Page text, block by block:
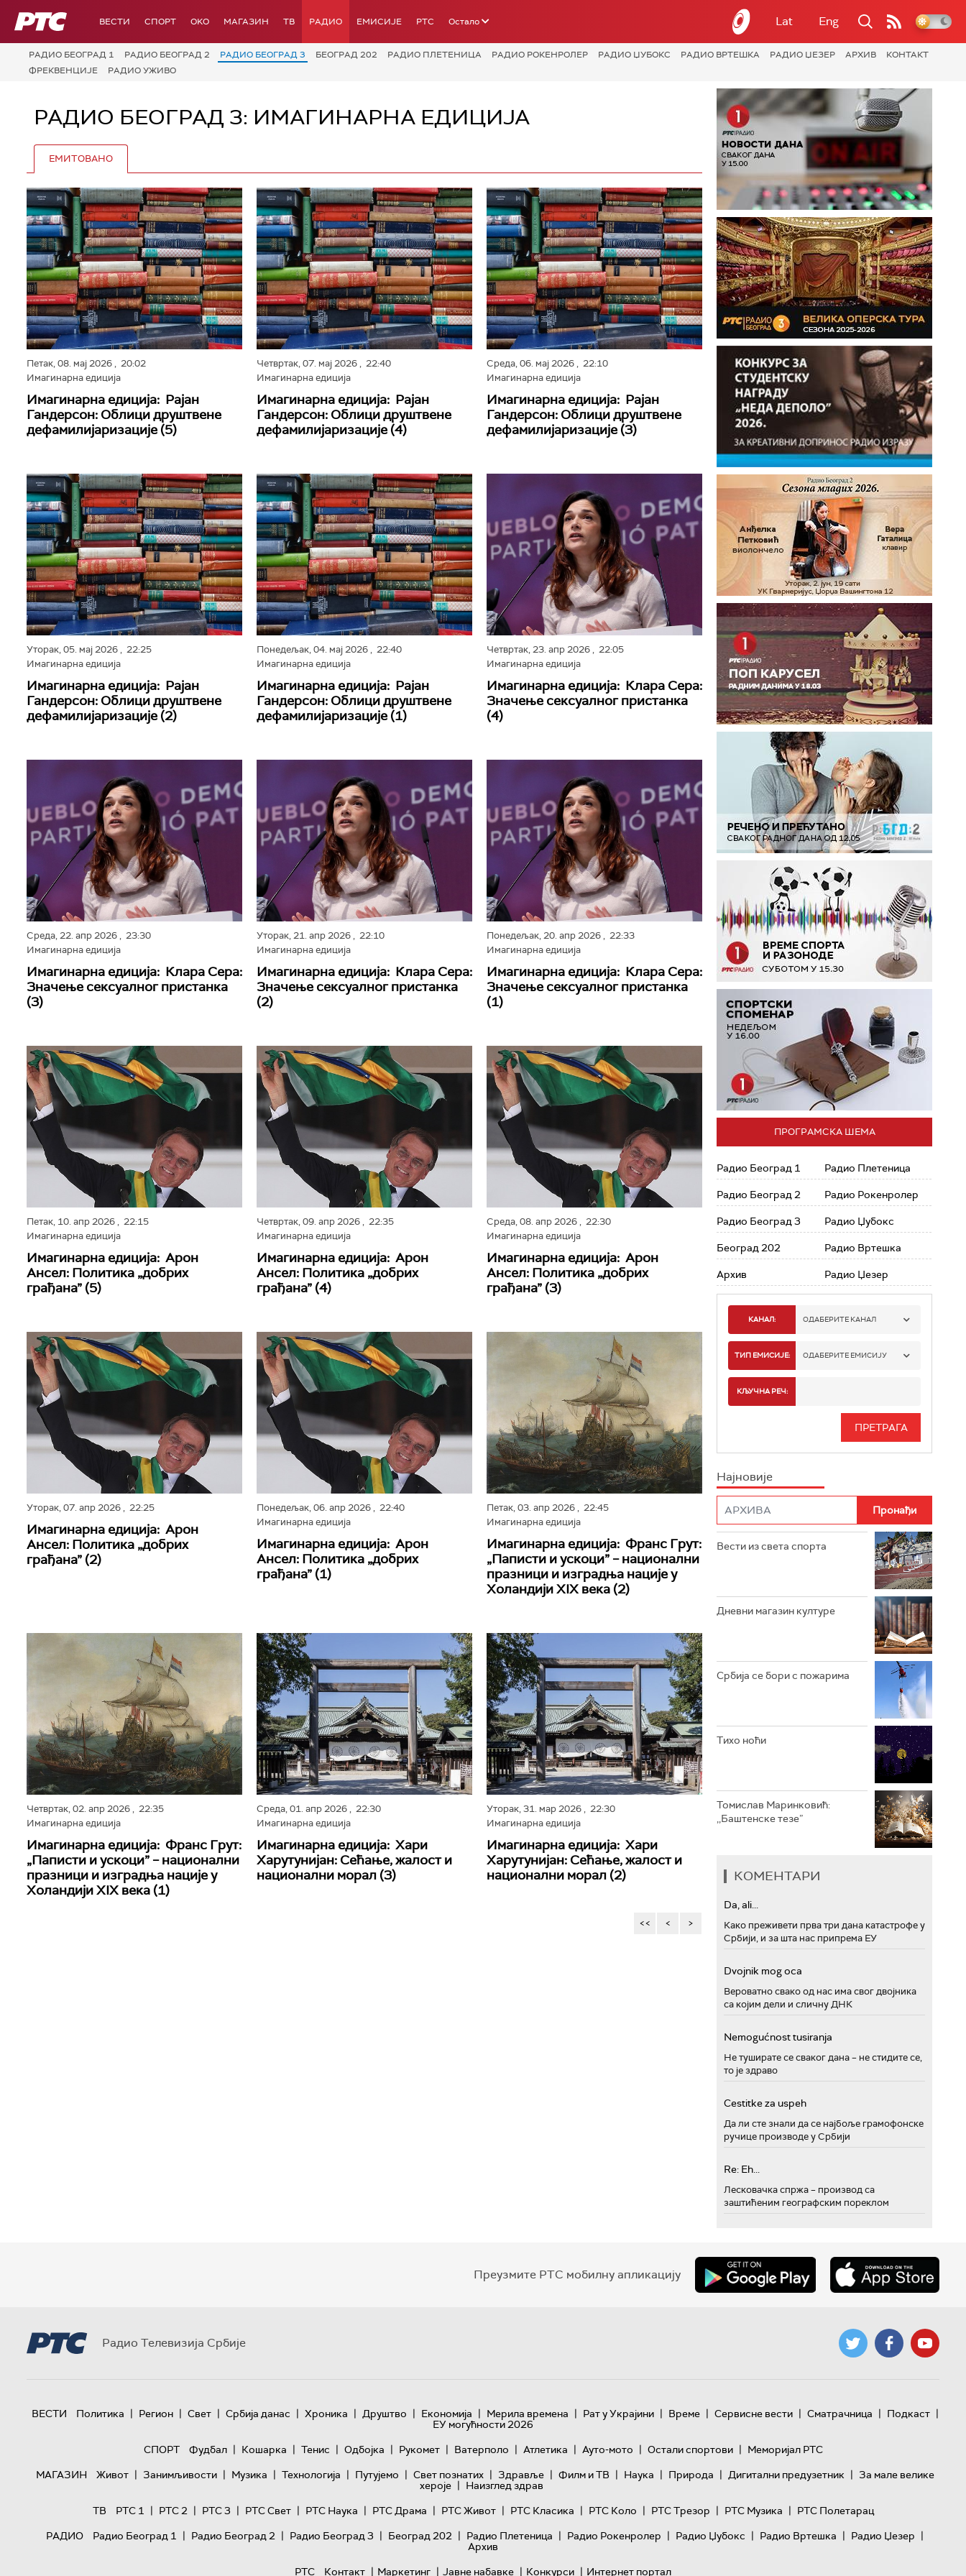
РТС ВЕСТИ СПОРТ OKO МАГАЗИН ТВ РАДИО ЕМИСИЈЕ РТС Остало Lat Eng
РАДИО БЕОГРАД 1 РАДИО БЕОГРАД 2 РАДИО БЕОГРАД 3 БЕОГРАД 202 РАДИО ПЛЕТЕНИЦА РАДИО РОКЕНРОЛЕР РАДИО ЏУБОКС РАДИО ВРТЕШКА РАДИО ЏЕЗЕР АРХИВ
КОНТАКТ
ФРЕКВЕНЦИЈЕ
РАДИО УЖИВО
РАДИО БЕОГРАД 3: ИМАГИНАРНА ЕДИЦИЈА
ЕМИТОВАНО
Петак,08. мај 2026, 20:02
Имагинарна едиција
Имагинарна едиција: Рајан
Гандерсон: Облици друштвене
дефамилијаризације (5)
Четвртак,07. мај 2026, 22:40
Имагинарна едиција
Имагинарна едиција: Рајан
Гандерсон: Облици друштвене
дефамилијаризације (4)
Среда,06. мај 2026, 22:10
Имагинарна едиција
Имагинарна едиција: Рајан
Гандерсон: Облици друштвене
дефамилијаризације (3)
Уторак,05. мај 2026, 22:25
Имагинарна едиција
Имагинарна едиција: Рајан
Гандерсон: Облици друштвене
дефамилијаризације (2)
Понедељак,04. мај 2026, 22:40
Имагинарна едиција
Имагинарна едиција: Рајан
Гандерсон: Облици друштвене
дефамилијаризације (1)
Четвртак,23. апр 2026, 22:05
Имагинарна едиција
Имагинарна едиција: Клара Сера:
Значење сексуалног пристанка
(4)
Среда,22. апр 2026, 23:30
Имагинарна едиција
Имагинарна едиција: Клара Сера:
Значење сексуалног пристанка
(3)
Уторак,21. апр 2026, 22:10
Имагинарна едиција
Имагинарна едиција: Клара Сера:
Значење сексуалног пристанка
(2)
Понедељак,20. апр 2026, 22:33
Имагинарна едиција
Имагинарна едиција: Кларa Сера:
Значење сексуалног пристанка
(1)
Петак, 10. апр 2026, 22:15
Имагинарна едиција
Имагинарна едиција: Арон
Ансел: Политика „добрих
грађана” (5)
Четвртак,09. апр 2026, 22:35
Имагинарна едиција
Имагинарна едиција: Арон
Ансел: Политика „добрих
грађана” (4)
Среда,08. апр 2026, 22:30
Имагинарна едиција
Имагинарна едиција: Арон
Ансел: Политика „добрих
грађана” (3)
Уторак,07. апр 2026, 22:25
Имагинарна едиција: Арон
Ансел: Политика „добрих
грађана” (2)
Понедељак,06. апр 2026, 22:40
Имагинарна едиција
Имагинарна едиција: Арон
Ансел: Политика „добрих
грађана” (1)
Петак,03. апр 2026, 22:45
Имагинарна едиција
Имагинарна едиција: Франс Грут:
„Паписти и ускоци” – национални
празници и изградња нације у
Холандији XIX века (2)
Четвртак,02. апр 2026, 22:35
Имагинарна едиција
Имагинарна едиција: Франс Грут:
„Паписти и ускоци” – национални
празници и изградња нације у
Холандији XIX века (1)
Среда,01. апр 2026, 22:30
Имагинарна едиција
Имагинарна едиција: Хари
Харутунијан: Сећање, жалост и
национални морал (3)
Уторак,31. мар 2026, 22:30
Имагинарна едиција
Имагинарна едиција: Хари
Харутунијан: Сећање, жалост и
национални морал (2)
<< < >
ПРОГРАМСКА ШЕМА
Радио Београд 1
Радио Београд 2
Радио Београд 3
Београд 202
Архив
Радио Плетеница
Радио Рокенролер
Радио Џубокс
Радио Вртешка
Радио Џезер
КАНАЛ: ОДАБЕРИТЕ КАНАЛ
РАДИО БЕОГРАД 1
РАДИО БЕОГРАД 3
РАДИО РОКЕНРОЛЕР
РАДИО ЏУБОКС
РАДИО ВРТЕШКА
РАДИО ЏЕЗЕР
ТИП ЕМИСИЈЕ: ОДАБЕРИТЕ ЕМИСИЈУ
ИНФО
КЉУЧНА РЕЧ:
Најновије
Вести из света спорта
Дневни магазин културе
Србија се бори с пожарима
Тихо ноћи
Томислав Маринковић:
,,Баштенске тезе”
КОМЕНТАРИ
Da, ali...
Како преживети прва три дана катастрофе у
Србији, и за шта нас припрема ЕУ
Dvojnik mog oca
Вероватно свако од нас има свог двојника
са којим дели и сличну ДНК
Nemogućnost tusiranja
Не туширате се сваког дана – не стидите се,
то је здраво
Cestitke za uspeh
Да ли сте знали да се најбоље грамофонске
ручице производе у Србији
Re: Eh...
Лесковачка спржа – производ са
заштићеним географским пореклом
Преузмите РТС мобилну апликацију
Радио Телевизија Србије
ВЕСТИ Политика | Регион | Свет | Србија данас | Хроника | Друштво | Економија | Мерила времена | Рат у Украјини | Време | Сервисне вести | Сматрачница | Подкаст |
ЕУ могућности 2026
СПОРТ
Фудбал | Кошарка | Тенис | Одбојка | Рукомет | Ватерполо | Атлетика | Ауто-мото | Остали спортови | Меморијал РТС
МАГАЗИН
Живот | Занимљивости | Музика | Технологијa | Путујемо | Свет познатих | Здравље | Филм и ТВ | Наука | Природа | Дигитални предузетник | За мале велике
хероје | Наизглед здрав
ТВ
РТС 1 | РТС 2 | РТС 3 | РТС Свет | РТС Наука | РТС Драма | РТС Живот | РТС Класика | РТС Коло | РТС Трезор | РТС Музика | РТС Полетарац
РАДИО
Радио Београд 1 | Радио Београд 2 | Радио Београд 3 | Београд 202 | Радио Плетеница | Радио Рокенролер | Радио Џубокс | Радио Вртешка | Радио Џезер |
Архив
РТС
Контакт | Маркетинг | Јавне набавке | Конкурси | Интернет портал